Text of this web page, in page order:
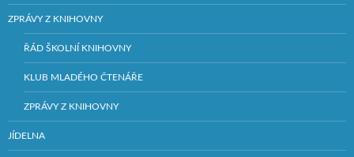
ZPRÁVY Z KNIHOVNY
ŘÁD ŠKOLNÍ KNIHOVNY
KLUB MLADÉHO ČTENÁŘE
ZPRÁVY Z KNIHOVNY
JÍDELNA